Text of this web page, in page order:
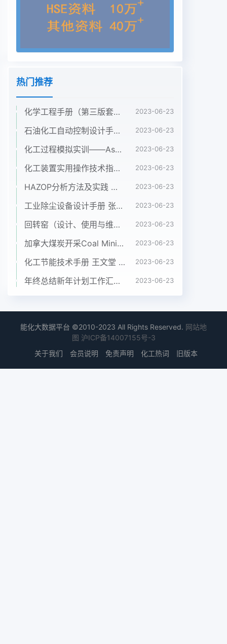
热门推荐
化学工程手册（第三版套装5册第1卷2卷3卷4卷5卷）袁渭康 王静康 费维扬 欧阳平凯 著 2023-06-23
石油化工自动控制设计手册（第四版） 黄步余 化工出版社 2020年 2023-06-23
化工过程模拟实训——Aspen Plus教程（第二版）孙兰义 化学工业出版社 2017年 2023-06-23
化工装置实用操作技术指南 韩文光2001年化学工业出版社 2023-06-23
HAZOP分析方法及实践 粟镇宇 化学工业出版社2018年 2023-06-23
工业除尘设备设计手册 张殿印 申丽 化工出版社 2012年 2023-06-23
回转窑（设计、使用与维修）沈阳铝镁设计院、长沙有色冶金设计院共同编写 2023-06-23
加拿大煤炭开采Coal Mining in Canada 2023-06-23
化工节能技术手册 王文堂 2006年化学工业出版社 2023-06-23
年终总结新年计划工作汇报PPT模板 2023-06-23
能化大数据平台 ©2010-2023 All Rights Reserved. 网站地
图 沪ICP备14007155号-3
关于我们
会员说明 免责声明 化工热词 旧版本